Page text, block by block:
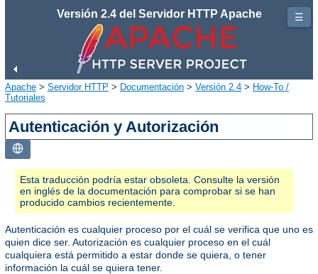
Versión 2.4 del Servidor HTTP Apache
Apache > Servidor HTTP > Documentación > Versión 2.4 > How-To /
Tutoriales
Autenticación y Autorización
Esta traducción podría estar obsoleta. Consulte la versión
en inglés de la documentación para comprobar si se han
producido cambios recientemente.
Autenticación es cualquier proceso por el cuál se verifica que uno es
quien dice ser. Autorización es cualquier proceso en el cuál
cualquiera está permitido a estar donde se quiera, o tener
información la cuál se quiera tener.
☰